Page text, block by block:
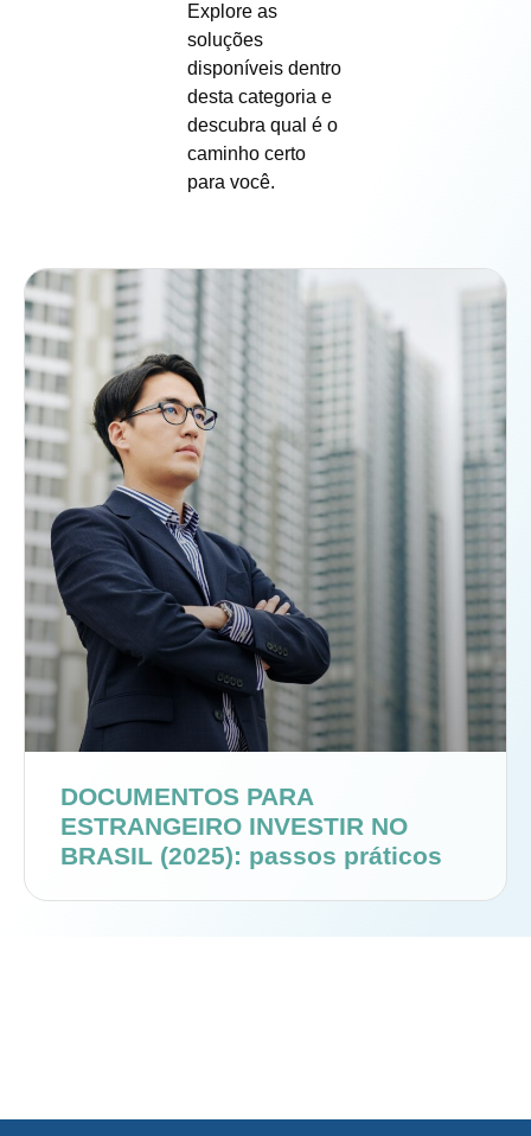
Explore as
soluções
disponíveis dentro
desta categoria e
descubra qual é o
caminho certo
para você.
DOCUMENTOS PARA
ESTRANGEIRO INVESTIR NO
BRASIL (2025): passos práticos